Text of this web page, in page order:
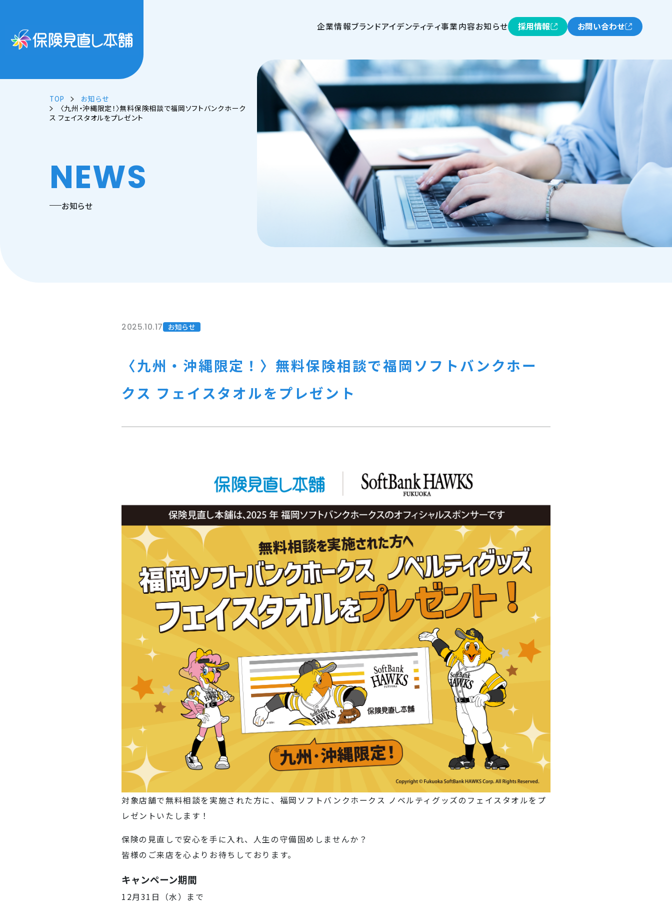
企業情報ブランドアイデンティティ事業内容お知らせ 採用情報 お問い合わせ
TOP
お知らせ
〈九州・沖縄限定！〉無料保険相談で福岡ソフトバンクホーク
ス フェイスタオルをプレゼント
NEWS
お知らせ
2025.10.17 お知らせ
〈九州・沖縄限定！〉無料保険相談で福岡ソフトバンクホー
クス フェイスタオルをプレゼント
対象店舗で無料相談を実施された方に、福岡ソフトバンクホークス ノベルティグッズのフェイスタオルをプ
レゼントいたします！
保険の見直しで安心を手に入れ、人生の守備固めしませんか？
皆様のご来店を心よりお待ちしております。
キャンペーン期間
12月31日（水）まで